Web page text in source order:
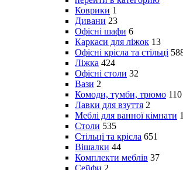
Коврики 1
Дивани 23
Офісні шафи 6
Каркаси для ліжок 13
Офісні крісла та стільці
Ліжка 424
Офісні столи 32
Вази 2
Комоди, тумби, трюмо 110
Лавки для взуття 2
Меблі для ванної кімнати
Столи 535
Стільці та крісла 651
Вішалки 44
Комплекти меблів 37
Сейфи 2